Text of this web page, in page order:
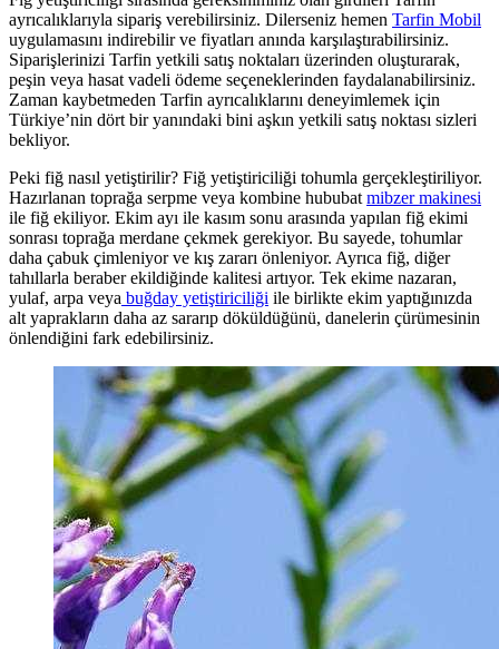
ayrıcalıklarıyla sipariş verebilirsiniz. Dilerseniz hemen Tarfin Mobil
uygulamasını indirebilir ve fiyatları anında karşılaştırabilirsiniz.
Siparişlerinizi Tarfin yetkili satış noktaları üzerinden oluşturarak,
peşin veya hasat vadeli ödeme seçeneklerinden faydalanabilirsiniz.
Zaman kaybetmeden Tarfin ayrıcalıklarını deneyimlemek için
Türkiye’nin dört bir yanındaki bini aşkın yetkili satış noktası sizleri
bekliyor.
Peki fiğ nasıl yetiştirilir? Fiğ yetiştiriciliği tohumla gerçekleştiriliyor.
Hazırlanan toprağa serpme veya kombine hububat mibzer makinesi
ile fiğ ekiliyor. Ekim ayı ile kasım sonu arasında yapılan fiğ ekimi
sonrası toprağa merdane çekmek gerekiyor. Bu sayede, tohumlar
daha çabuk çimleniyor ve kış zararı önleniyor. Ayrıca fiğ, diğer
tahıllarla beraber ekildiğinde kalitesi artıyor. Tek ekime nazaran,
yulaf, arpa veya buğday yetiştiriciliği ile birlikte ekim yaptığınızda
alt yaprakların daha az sararıp döküldüğünü, danelerin çürümesinin
önlendiğini fark edebilirsiniz.